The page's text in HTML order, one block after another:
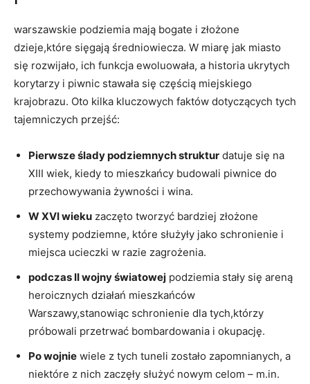
warszawskie podziemia mają bogate i złożone
dzieje,które sięgają średniowiecza. W miarę jak miasto
się rozwijało, ich funkcja ewoluowała, a historia ukrytych
korytarzy i piwnic stawała się częścią miejskiego
krajobrazu. Oto kilka kluczowych faktów dotyczących tych
tajemniczych przejść:
Pierwsze ślady podziemnych struktur datuje się na
XIII wiek, kiedy to mieszkańcy budowali piwnice do
przechowywania żywności i wina.
W XVI wieku zaczęto tworzyć bardziej złożone
systemy podziemne, które służyły jako schronienie i
miejsca ucieczki w razie zagrożenia.
podczas II wojny światowej podziemia stały się areną
heroicznych działań mieszkańców
Warszawy,stanowiąc schronienie dla tych,którzy
próbowali przetrwać bombardowania i okupację.
Po wojnie wiele z tych tuneli zostało zapomnianych, a
niektóre z nich zaczęły służyć nowym celom – m.in.